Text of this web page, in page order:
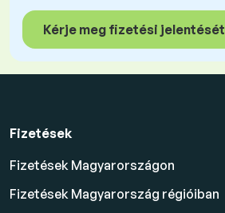
Kérje meg fizetési jelentését
Fizetések
Fizetések Magyarországon
Fizetések Magyarország régióiban